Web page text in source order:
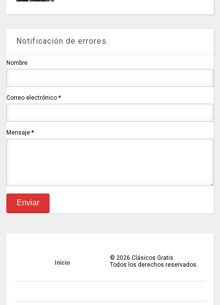
Notificación de errores
Nombre
Correo electrónico*
Mensaje*
Inicio
© 2026 Clásicos Gratis
Todos los derechos reservados.